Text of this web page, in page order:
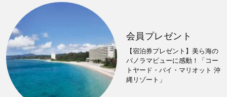
会員プレゼント
【宿泊券プレゼント】美ら海の
パノラマビューに感動！「コー
トヤード・バイ・マリオット 沖
縄リゾート」